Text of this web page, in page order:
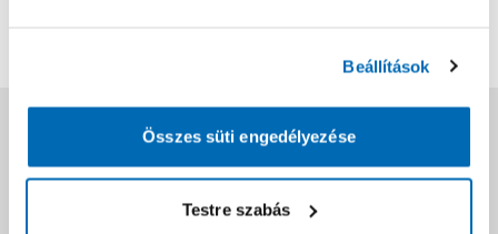
Beállítások
Összes süti engedélyezése
Testre szabás
Jótállás, szavatosság
Csomagolási és súly információk